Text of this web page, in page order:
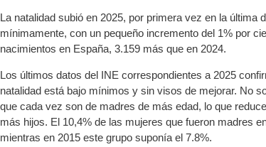
La natalidad subió en 2025, por primera vez en la última
mínimamente, con un pequeño incremento del 1% por
nacimientos en España, 3.159 más que en 2024.
Los últimos datos del INE correspondientes a 2025
natalidad está bajo mínimos y sin visos de mejorar. No
que cada vez son de madres de más edad, lo que
más hijos. El 10,4% de las mujeres que fueron madres
mientras en 2015 este grupo suponía el 7.8%.